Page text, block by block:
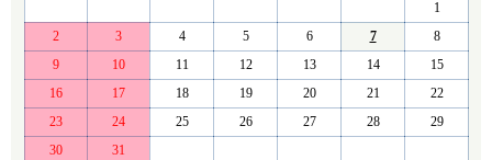
1
2
3 4 5 6 7
8
9
10 11 12 13 14
15
16
17 18 19 20 21
22
23
24 25 26 27 28
29
30
31